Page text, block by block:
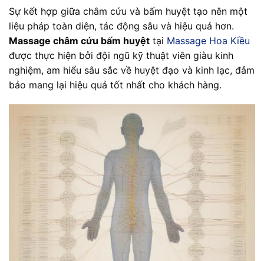
Sự kết hợp giữa châm cứu và bấm huyệt tạo nên một
liệu pháp toàn diện, tác động sâu và hiệu quả hơn.
Massage châm cứu bấm huyệt tại Massage Hoa Kiều
được thực hiện bởi đội ngũ kỹ thuật viên giàu kinh
nghiệm, am hiểu sâu sắc về huyệt đạo và kinh lạc, đảm
bảo mang lại hiệu quả tốt nhất cho khách hàng.